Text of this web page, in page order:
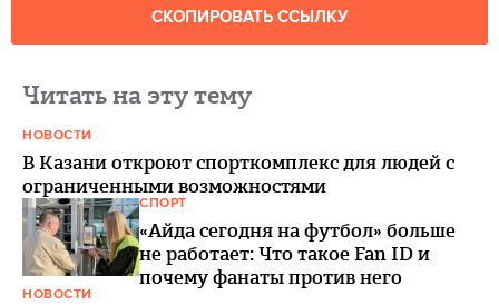
СКОПИРОВАТЬ ССЫЛКУ
Читать на эту тему
НОВОСТИ
В Казани откроют спорткомплекс для людей с
ограниченными возможностями
СПОРТ
«Айда сегодня на футбол» больше
не работает: Что такое Fan ID и
почему фанаты против него
НОВОСТИ